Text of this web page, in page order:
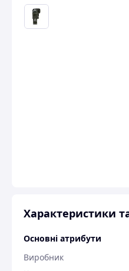
Характеристики
Основні атрибути
Виробник